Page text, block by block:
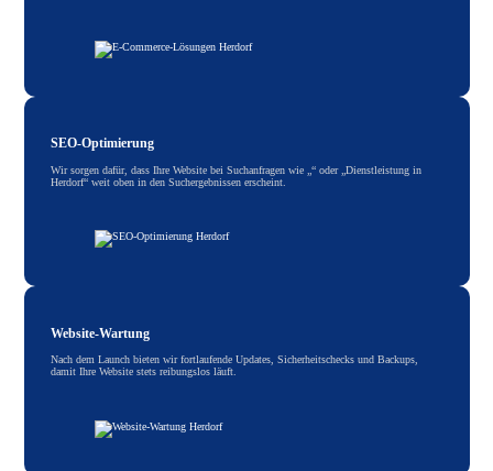
SEO-Optimierung
Wir sorgen dafür, dass Ihre Website bei Suchanfragen wie „“ oder „Dienstleistung in
Herdorf“ weit oben in den Suchergebnissen erscheint.
Website-Wartung
Nach dem Launch bieten wir fortlaufende Updates, Sicherheitschecks und Backups,
damit Ihre Website stets reibungslos läuft.